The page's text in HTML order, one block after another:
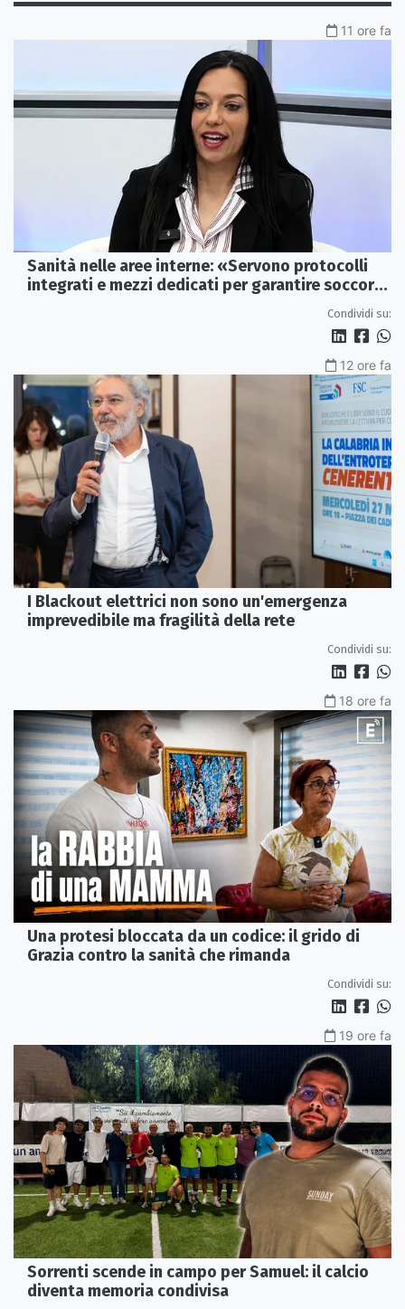
11 ore fa
Sanità nelle aree interne: «Servono protocolli
integrati e mezzi dedicati per garantire soccorsi
Condividi su:
12 ore fa
I Blackout elettrici non sono un'emergenza
imprevedibile ma fragilità della rete
Condividi su:
18 ore fa
Una protesi bloccata da un codice: il grido di
Grazia contro la sanità che rimanda
Condividi su:
19 ore fa
Sorrenti scende in campo per Samuel: il calcio
diventa memoria condivisa